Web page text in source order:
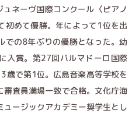
ネーヴ国際コンクール〈ピアノ
初めて優勝。年によって1位を出
での8年ぶりの優勝となった。幼
入賞。第27回パルマドーロ国際
歳で第1位。広島音楽高等学校を
査員満場一致で合格。文化庁海
ージックアカデミー奨学生とし